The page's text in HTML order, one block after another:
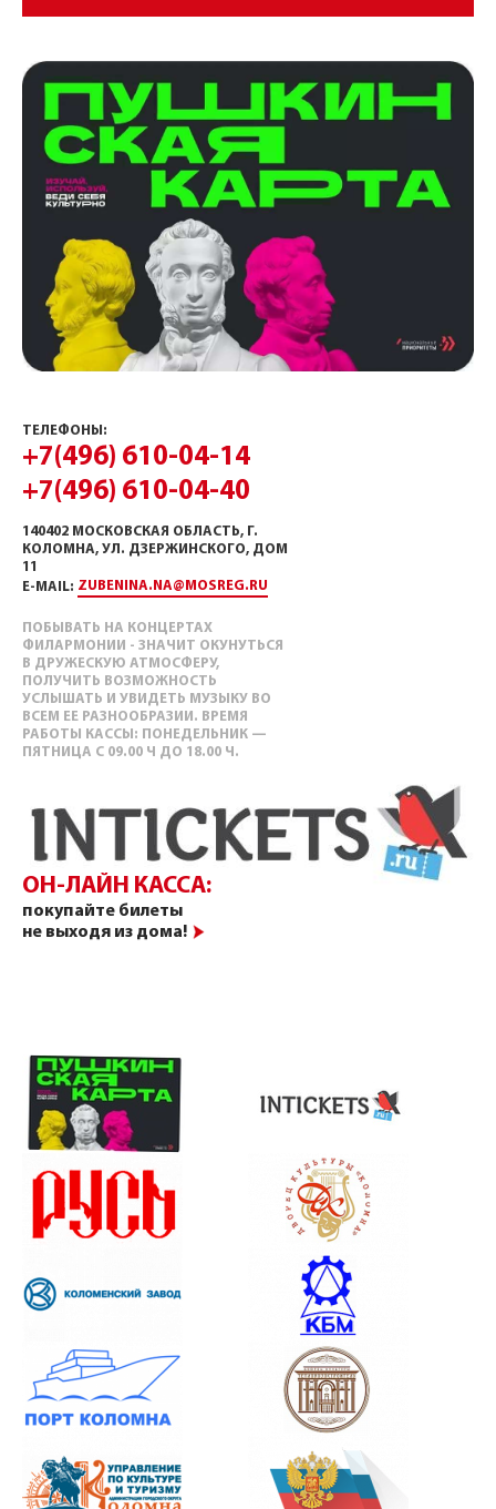
ТЕЛЕФОНЫ:
+7(496) 610-04-14
+7(496) 610-04-40
140402 МОСКОВСКАЯ ОБЛАСТЬ, Г.
КОЛОМНА, УЛ. ДЗЕРЖИНСКОГО, ДОМ
11
E-MAIL: ZUBENINA.NA@MOSREG.RU
ПОБЫВАТЬ НА КОНЦЕРТАХ
ФИЛАРМОНИИ - ЗНАЧИТ ОКУНУТЬСЯ
В ДРУЖЕСКУЮ АТМОСФЕРУ,
ПОЛУЧИТЬ ВОЗМОЖНОСТЬ
УСЛЫШАТЬ И УВИДЕТЬ МУЗЫКУ ВО
ВСЕМ ЕЕ РАЗНООБРАЗИИ. ВРЕМЯ
РАБОТЫ КАССЫ: ПОНЕДЕЛЬНИК —
ПЯТНИЦА С 09.00 Ч ДО 18.00 Ч.
ОН-ЛАЙН КАССА:
покупайте билеты
не выходя из дома!